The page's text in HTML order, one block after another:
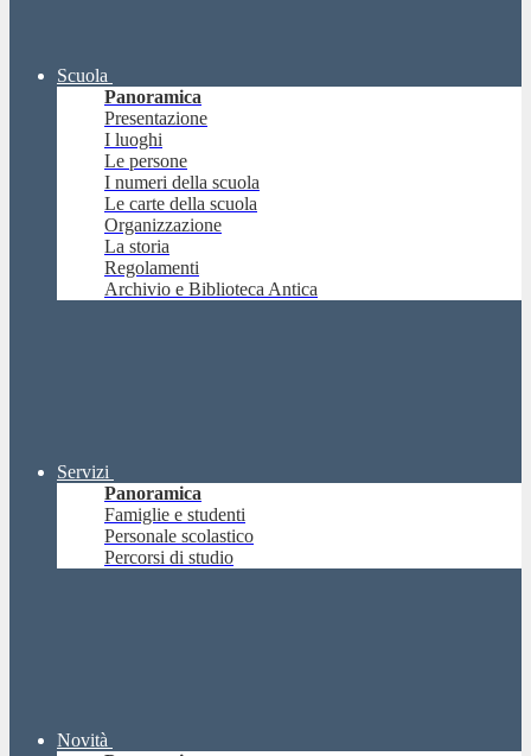
Scuola
Panoramica
Presentazione
I luoghi
Le persone
I numeri della scuola
Le carte della scuola
Organizzazione
La storia
Regolamenti
Archivio e Biblioteca Antica
Servizi
Panoramica
Famiglie e studenti
Personale scolastico
Percorsi di studio
Novità